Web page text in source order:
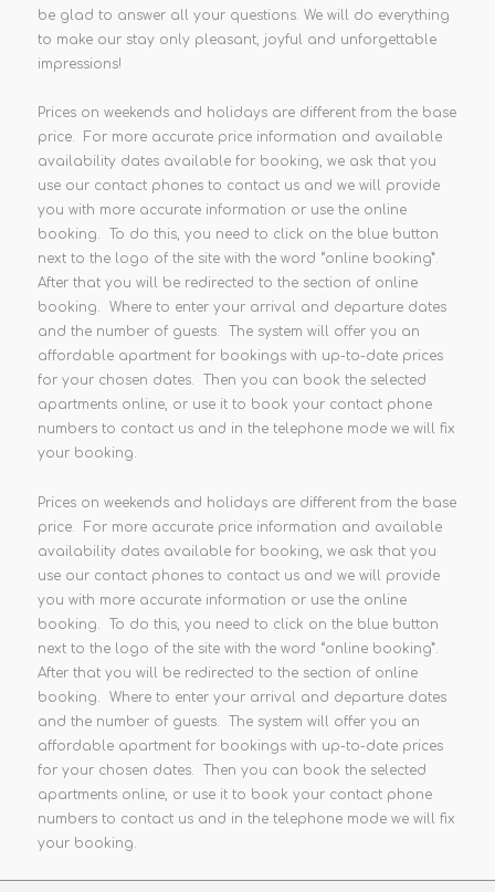
be glad to answer all your questions. We will do everything
to make our stay only pleasant, joyful and unforgettable
impressions!
Prices on weekends and holidays are different from the base
price. For more accurate price information and available
availability dates available for booking, we ask that you
use our contact phones to contact us and we will provide
you with more accurate information or use the online
booking. To do this, you need to click on the blue button
next to the logo of the site with the word “online booking”.
After that you will be redirected to the section of online
booking. Where to enter your arrival and departure dates
and the number of guests. The system will offer you an
affordable apartment for bookings with up-to-date prices
for your chosen dates. Then you can book the selected
apartments online, or use it to book your contact phone
numbers to contact us and in the telephone mode we will fix
your booking.
Prices on weekends and holidays are different from the base
price. For more accurate price information and available
availability dates available for booking, we ask that you
use our contact phones to contact us and we will provide
you with more accurate information or use the online
booking. To do this, you need to click on the blue button
next to the logo of the site with the word “online booking”.
After that you will be redirected to the section of online
booking. Where to enter your arrival and departure dates
and the number of guests. The system will offer you an
affordable apartment for bookings with up-to-date prices
for your chosen dates. Then you can book the selected
apartments online, or use it to book your contact phone
numbers to contact us and in the telephone mode we will fix
your booking.